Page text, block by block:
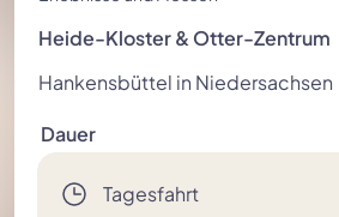
Heide-Kloster & Otter-Zentrum
Hankensbüttel in Niedersachsen
Dauer
Tagesfahrt